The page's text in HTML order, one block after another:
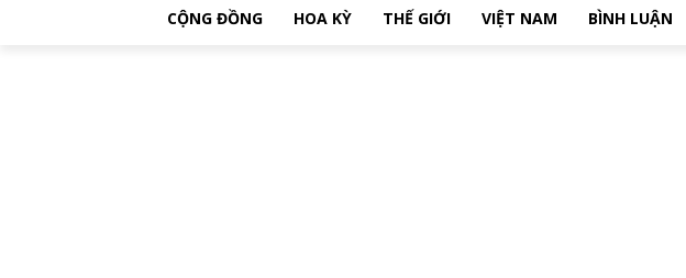
CỘNG ĐỒNG HOA KỲ THẾ GIỚI VIỆT NAM BÌNH LUẬN